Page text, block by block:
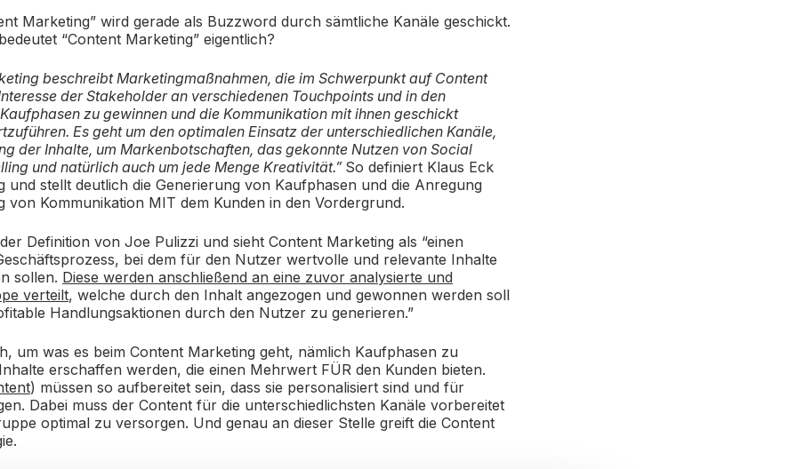
Marketing” wird gerade als Buzzword durch sämtliche Kanäle geschickt.
“Content Marketing” eigentlich?
beschreibt Marketingmaßnahmen, die im Schwerpunkt auf Content
der Stakeholder an verschiedenen Touchpoints und in den
zu gewinnen und die Kommunikation mit ihnen geschickt
Es geht um den optimalen Einsatz der unterschiedlichen Kanäle,
der Inhalte, um Markenbotschaften, das gekonnte Nutzen von Social
und natürlich auch um jede Menge Kreativität.” So definiert Klaus Eck
und stellt deutlich die Generierung von Kaufphasen und die Anregung
von Kommunikation MIT dem Kunden in den Vordergrund.
Definition von Joe Pulizzi und sieht Content Marketing als “einen
bei dem für den Nutzer wertvolle und relevante Inhalte
sollen. Diese werden anschließend an eine zuvor analysierte und
verteilt, welche durch den Inhalt angezogen und gewonnen werden soll
Handlungsaktionen durch den Nutzer zu generieren.”
um was es beim Content Marketing geht, nämlich Kaufphasen zu
erschaffen werden, die einen Mehrwert FÜR den Kunden bieten.
) müssen so aufbereitet sein, dass sie personalisiert sind und für
Dabei muss der Content für die unterschiedlichsten Kanäle vorbereitet
optimal zu versorgen. Und genau an dieser Stelle greift die Content